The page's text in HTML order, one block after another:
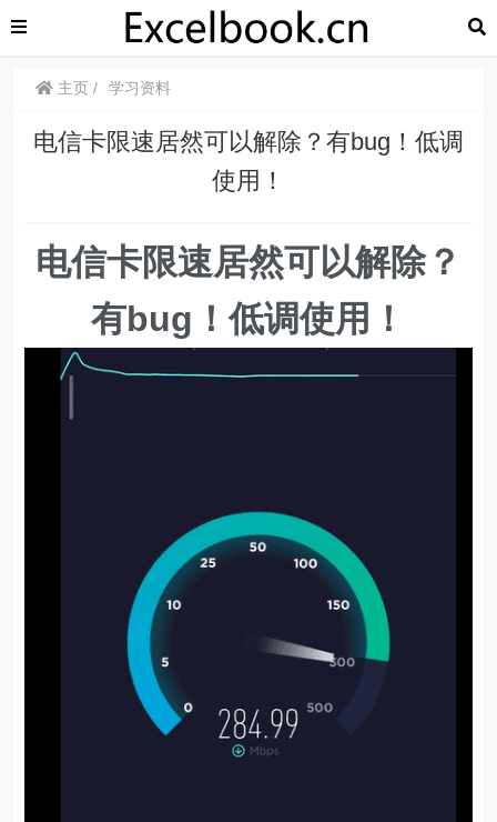
主页 学习资料
电信卡限速居然可以解除？有bug！低调
使用！
电信卡限速居然可以解除？
有bug！低调使用！